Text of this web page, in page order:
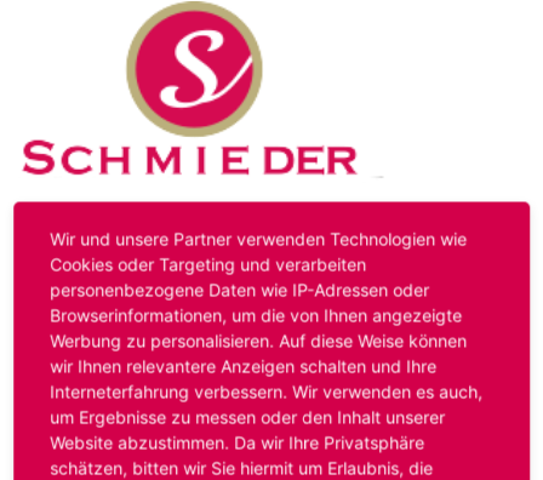
Kontakt Impressum Datenschutz
Hinweis:Das von ihnen aufgerufene Stellenangebot ist
bereits ausgelaufen. Alternative Stellenanzeigen finden
Sie unter:
www.schmieder-personal.de/stellenangebote
Oder Sie bewerben sich
initiativund wir suchen für Sie
passende Stellenangebote.
Wir und unsere Partner verwenden Technologien wie
Cookies oder Targeting und verarbeiten
personenbezogene Daten wie IP-Adressen oder
Browserinformationen, um die von Ihnen angezeigte
Werbung zu personalisieren. Auf diese Weise können
wir Ihnen relevantere Anzeigen schalten und Ihre
Interneterfahrung verbessern. Wir verwenden es auch,
um Ergebnisse zu messen oder den Inhalt unserer
Website abzustimmen. Da wir Ihre Privatsphäre
schätzen, bitten wir Sie hiermit um Erlaubnis, die